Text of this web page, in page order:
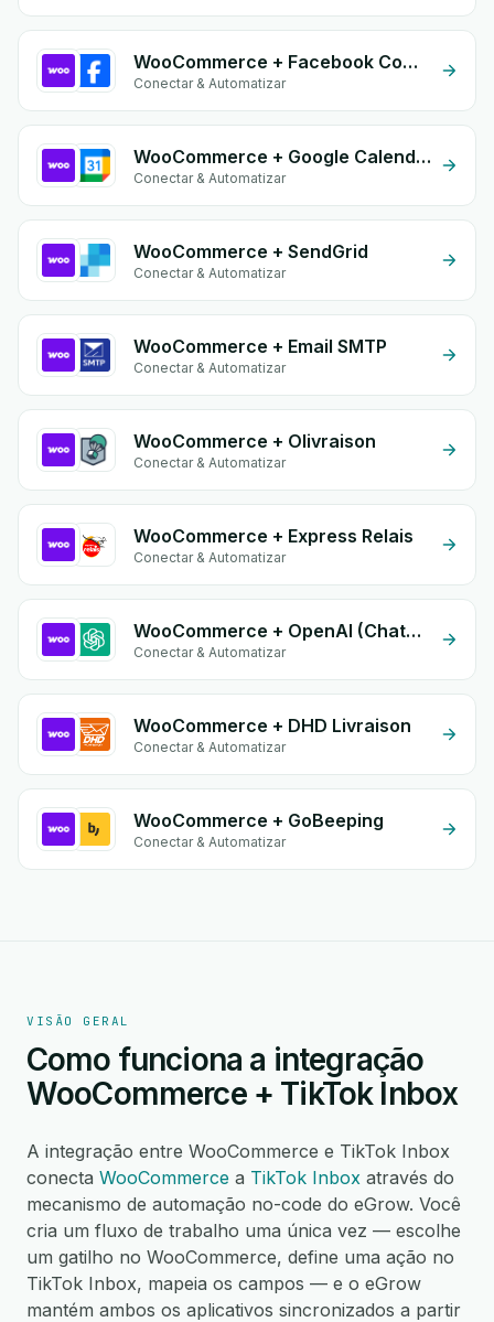
WooCommerce + Facebook Commerce
Conectar & Automatizar
WooCommerce + Google Calendar
Conectar & Automatizar
WooCommerce + SendGrid
Conectar & Automatizar
WooCommerce + Email SMTP
Conectar & Automatizar
WooCommerce + Olivraison
Conectar & Automatizar
WooCommerce + Express Relais
Conectar & Automatizar
WooCommerce + OpenAI (ChatGPT)
Conectar & Automatizar
WooCommerce + DHD Livraison
Conectar & Automatizar
WooCommerce + GoBeeping
Conectar & Automatizar
VISÃO GERAL
Como funciona a integração
WooCommerce + TikTok Inbox
A integração entre WooCommerce e TikTok Inbox
conecta WooCommerce a TikTok Inbox através do
mecanismo de automação no-code do eGrow. Você
cria um fluxo de trabalho uma única vez — escolhe
um gatilho no WooCommerce, define uma ação no
TikTok Inbox, mapeia os campos — e o eGrow
mantém ambos os aplicativos sincronizados a partir